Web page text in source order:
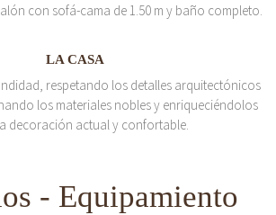
con sofá-cama de 1.50 m y baño completo.
LA CASA
respetando los detalles arquitectónicos
los materiales nobles y enriqueciéndolos
decoración actual y confortable.
- Equipamiento